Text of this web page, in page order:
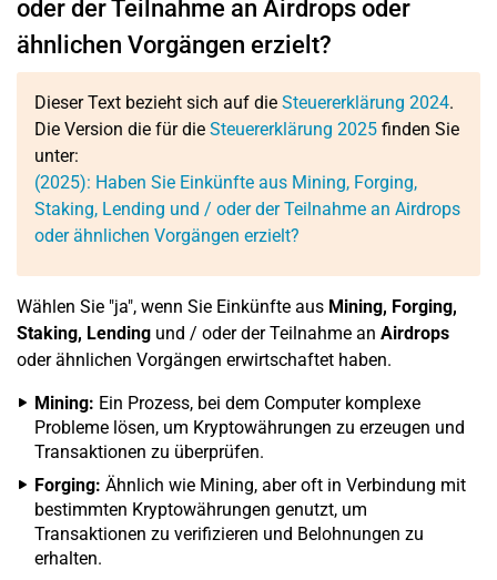
oder der Teilnahme an Airdrops oder
ähnlichen Vorgängen erzielt?
Dieser Text bezieht sich auf die Steuererklärung 2024.
Die Version die für die Steuererklärung 2025 finden Sie
unter:
(2025): Haben Sie Einkünfte aus Mining, Forging,
Staking, Lending und / oder der Teilnahme an Airdrops
oder ähnlichen Vorgängen erzielt?
Wählen Sie "ja", wenn Sie Einkünfte aus Mining, Forging,
Staking, Lending und / oder der Teilnahme an Airdrops
oder ähnlichen Vorgängen erwirtschaftet haben.
Mining: Ein Prozess, bei dem Computer komplexe
Probleme lösen, um Kryptowährungen zu erzeugen und
Transaktionen zu überprüfen.
Forging: Ähnlich wie Mining, aber oft in Verbindung mit
bestimmten Kryptowährungen genutzt, um
Transaktionen zu verifizieren und Belohnungen zu
erhalten.